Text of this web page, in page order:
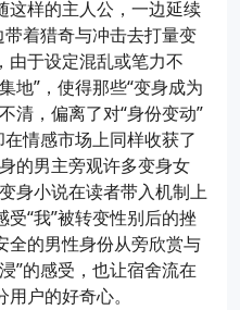
这样的主人公，一边延续
着猎奇与冲击去打量变
由于设定混乱或笔力不
地”，使得那些“变身成为
清，偏离了对“身份变动”
情感市场上同样收获了
的男主旁观许多变身女
身小说在读者带入机制上
“我”被转变性别后的挫
全的男性身份从旁欣赏与
”的感受，也让宿舍流在
户的好奇心。